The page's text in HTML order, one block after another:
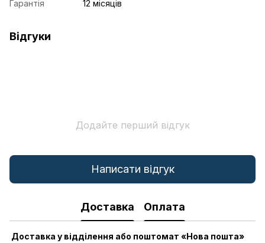
Гарантія 12 місяців
Відгуки
Додайте перший відгук
Написати відгук
Доставка Оплата
Доставка у відділення або поштомат «Нова пошта»